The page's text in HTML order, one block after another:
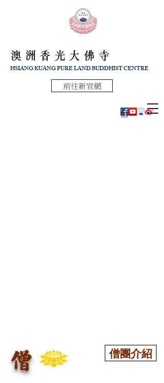
澳洲香光大佛寺
HSIANG KUANG PURE LAND BUDDHIST CENTRE
前往新官網
僧團介紹
僧